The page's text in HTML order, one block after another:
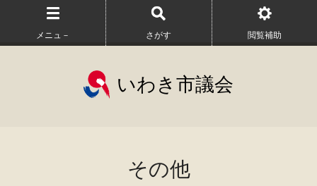
メニュ－ さがす 閲覧補助
いわき市議会
その他